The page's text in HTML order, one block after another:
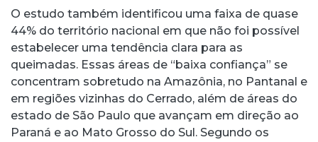
O estudo também identificou uma faixa de quase
44% do território nacional em que não foi possível
estabelecer uma tendência clara para as
queimadas. Essas áreas de “baixa confiança” se
concentram sobretudo na Amazônia, no Pantanal e
em regiões vizinhas do Cerrado, além de áreas do
estado de São Paulo que avançam em direção ao
Paraná e ao Mato Grosso do Sul. Segundo os